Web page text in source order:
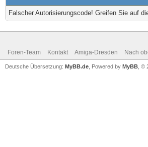
Falscher Autorisierungscode! Greifen Sie auf
Foren-Team Kontakt Amiga-Dresden Nach
Deutsche Übersetzung: MyBB.de , Powered by MyBB , ©